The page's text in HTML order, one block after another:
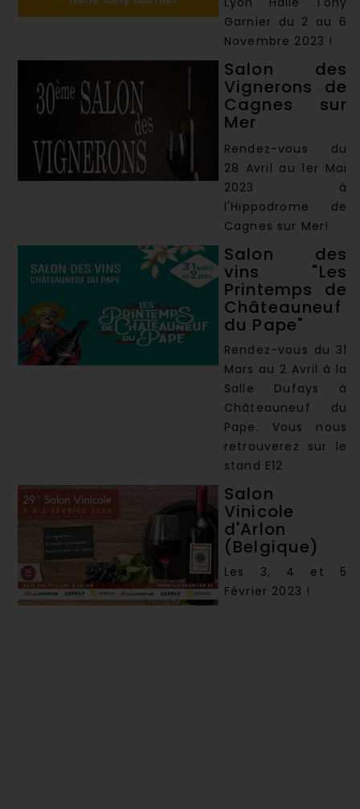
Garnier du 2 au 6
Novembre 2023 !
Salon des
Vignerons de
Cagnes sur
Mer
Rendez-vous du
28 Avril au 1er Mai
2023 à
l'Hippodrome de
Cagnes sur Mer!
Salon des
vins "Les
Printemps de
Châteauneuf
du Pape"
Rendez-vous du 31
Mars au 2 Avril à la
Salle Dufays à
Châteauneuf du
Pape. Vous nous
retrouverez sur le
stand E12
Salon
Vinicole
d'Arlon
(Belgique)
Les 3, 4 et 5
Février 2023 !